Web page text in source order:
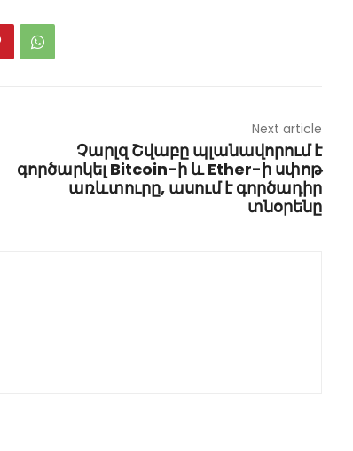
Next article
Չարլզ Շվաբը պլանավորում է
գործարկել Bitcoin-ի և Ether-ի սփոթ
առևտուրը, ասում է գործադիր
տնօրենը